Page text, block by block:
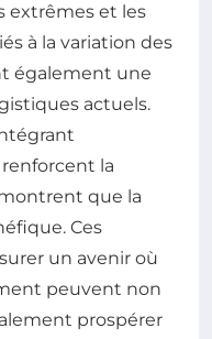
extrêmes et les
à la variation des
également une
actuels.
la
que la
Ces
un avenir où
peuvent non
prospérer